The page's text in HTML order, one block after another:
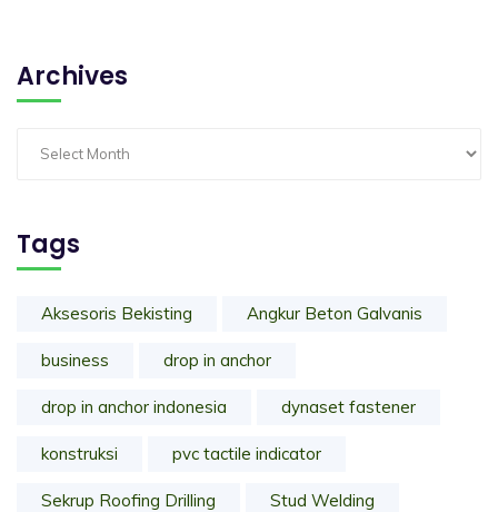
Archives
Tags
Aksesoris Bekisting Angkur Beton Galvanis
business drop in anchor
drop in anchor indonesia dynaset fastener
konstruksi pvc tactile indicator
Sekrup Roofing Drilling Stud Welding